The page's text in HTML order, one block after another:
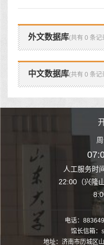
外文数据库(共有 0 条记
中文数据库(共有 0 条记
至周日8:00-
园校区图书馆
人工服务时
22:00（兴隆
电话：
馆长信箱
地址：济南市历城区